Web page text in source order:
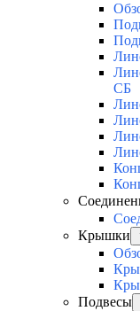
СБ
Крышки
Подвесы